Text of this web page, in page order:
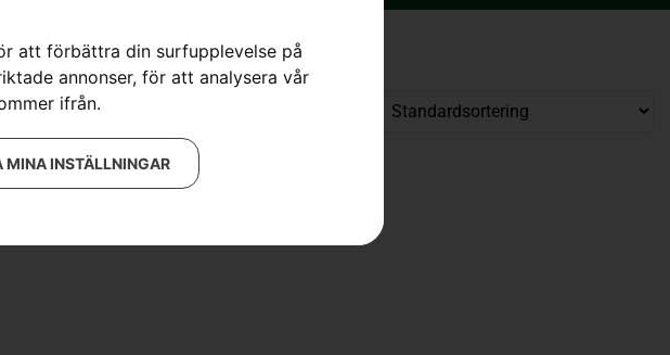
att förbättra din surfupplevelse på
annonser, för att analysera vår
ifrån.
MINA INSTÄLLNINGAR